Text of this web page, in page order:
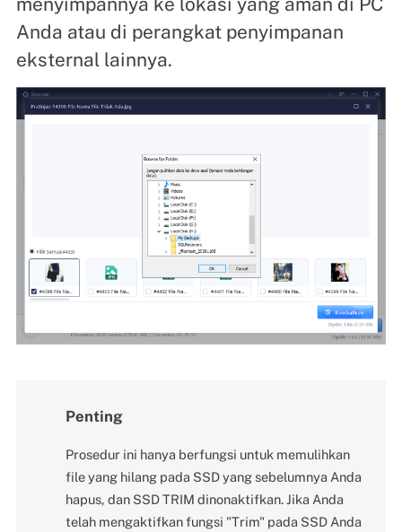
Anda atau di perangkat penyimpanan
eksternal lainnya.
Penting
Prosedur ini hanya berfungsi untuk memulihkan
file yang hilang pada SSD yang sebelumnya Anda
hapus, dan SSD TRIM dinonaktifkan. Jika Anda
telah mengaktifkan fungsi "Trim" pada SSD Anda